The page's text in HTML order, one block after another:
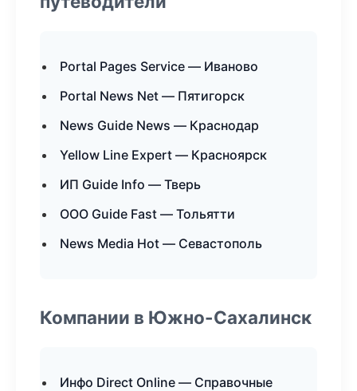
Portal Pages Service — Иваново
Portal News Net — Пятигорск
News Guide News — Краснодар
Yellow Line Expert — Красноярск
ИП Guide Info — Тверь
ООО Guide Fast — Тольятти
News Media Hot — Севастополь
Компании в Южно-Сахалинск
Инфо Direct Online — Справочные